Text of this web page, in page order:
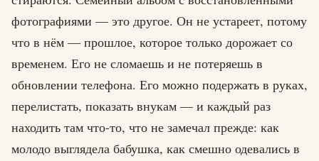
фотографиями — это другое. Он не устареет, потому
что в нём — прошлое, которое только дорожает со
временем. Его не сломаешь и не потеряешь в
обновлении телефона. Его можно подержать в руках,
перелистать, показать внукам — и каждый раз
находить там что-то, что не замечал прежде: как
молодо выглядела бабушка, как смешно одевались в